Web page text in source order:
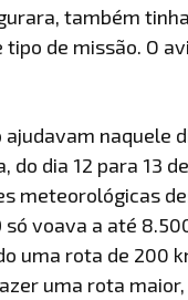
também
de missão. O
naquele
do dia 12 para 13
meteorológicas
só voava a até
uma rota de 200
uma rota